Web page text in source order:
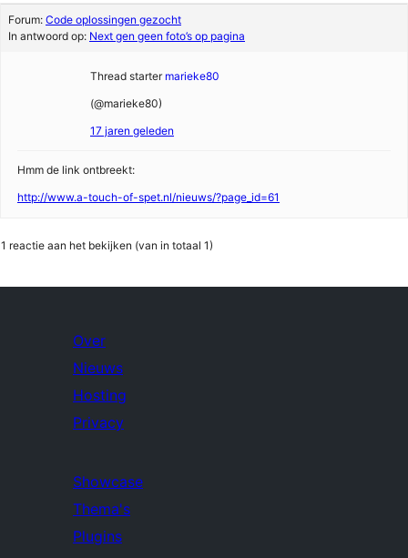
Forum: Code oplossingen gezocht
In antwoord op: Next gen geen foto’s op pagina
Thread starter marieke80
(@marieke80)
17 jaren geleden
Hmm de link ontbreekt:
http://www.a-touch-of-spet.nl/nieuws/?page_id=61
1 reactie aan het bekijken (van in totaal 1)
Over
Nieuws
Hosting
Privacy
Showcase
Thema's
Plugins